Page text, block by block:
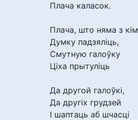
Плача каласок.
Плача, што няма з кім
Думку падзяліць,
Смутную галоўку
Ціха прытуліць
Да другой галоўкі,
Да другіх грудзей
І шаптаць аб шчасці